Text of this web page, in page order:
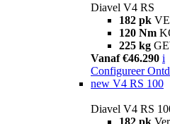
Diavel V4 RS
182 pk
120 Nm
225 kg
Vanaf €46.290 i
Configureer
new V4 RS 100
Diavel V4 RS
182 pk